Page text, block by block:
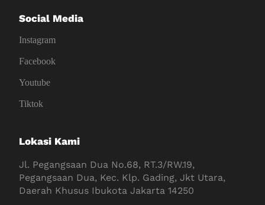
Social Media
Instagram
Facebook
Youtube
Tiktok
Lokasi Kami
Jl. Pegangsaan Dua No.68, RT.3/RW.19,
Pegangsaan Dua, Kec. Klp. Gading, Jkt Utara,
Daerah Khusus Ibukota Jakarta 14250